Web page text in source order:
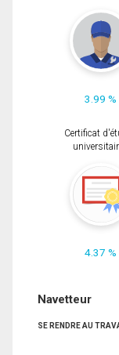
3.99 %
Certificat
4.37 %
Navetteur
SE RENDRE AU